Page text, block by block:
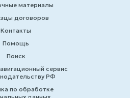
материалы
договоров
Контакты
Помощь
Поиск
сервис
РФ
по обработке
данных